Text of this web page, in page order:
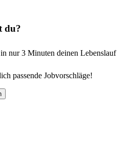
du?
nur 3 Minuten deinen Lebenslauf
passende Jobvorschläge!